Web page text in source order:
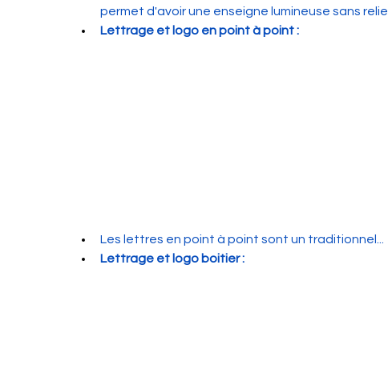
permet d'avoir une enseigne lumineuse sans
Lettrage et logo en point à point :
Les lettres en point à point sont un traditionnel...
Lettrage et logo boitier :